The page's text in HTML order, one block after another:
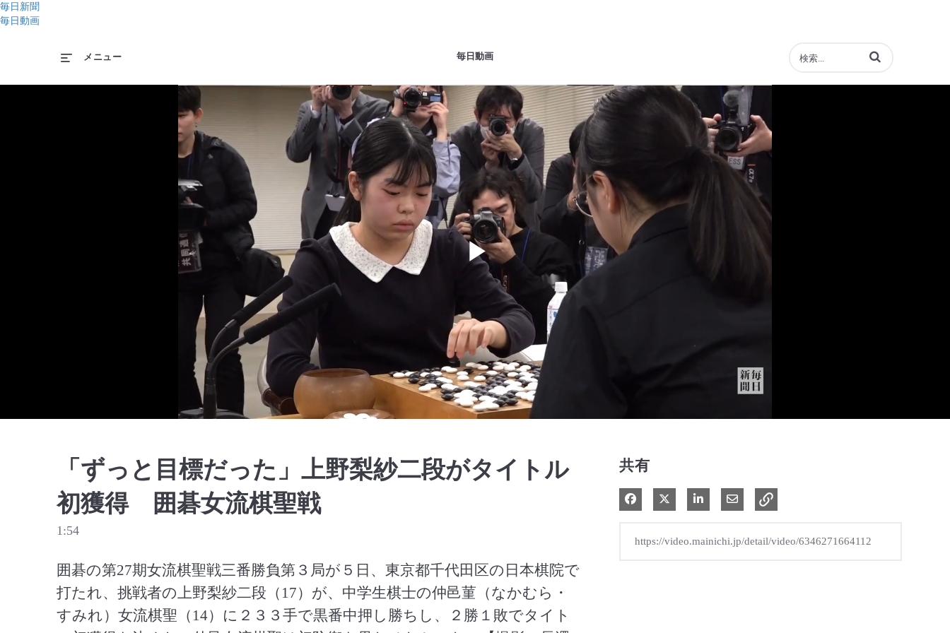
毎日新聞
毎日動画
毎日動画
メニュー 動画の検索語句を入力
Play
Video
「ずっと目標だった」上野梨紗二段がタイトル
初獲得 囲碁女流棋聖戦
1:54
囲碁の第27期女流棋聖戦三番勝負第３局が５日、東京都千代田区の日本棋院で
打たれ、挑戦者の上野梨紗二段（17）が、中学生棋士の仲邑菫（なかむら・
すみれ）女流棋聖（14）に２３３手で黒番中押し勝ちし、２勝１敗でタイト
共有
Facebook で共有
Xで共有する
LinkedIn で共有電子メールで共有